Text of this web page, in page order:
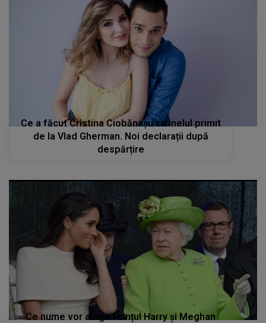
Ce a făcut Cristina Ciobănașu cu inelul primit
de la Vlad Gherman. Noi declarații după
despărțire
Ce nume vor alege Prințul Harry și Meghan